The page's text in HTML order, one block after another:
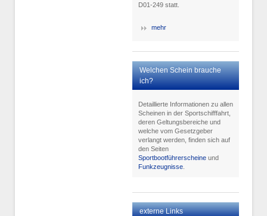
D01-249 statt.
mehr
Welchen Schein brauche
ich?
Detaillierte Informationen zu allen
Scheinen in der Sportschifffahrt,
deren Geltungsbereiche und
welche vom Gesetzgeber
verlangt werden, finden sich auf
den Seiten
Sportbootführerscheine und
Funkzeugnisse
externe Links